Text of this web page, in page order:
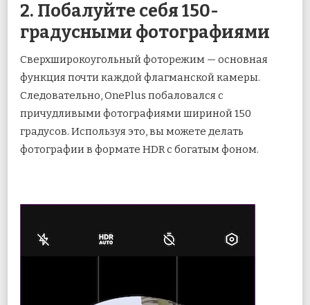
2. Побалуйте себя 150-
градусными фотографиями
Сверхширокоугольный фоторежим — основная
функция почти каждой флагманской камеры.
Следовательно, OnePlus побаловался с
причудливыми фотографиями шириной 150
градусов. Используя это, вы можете делать
фотографии в формате HDR с богатым фоном.